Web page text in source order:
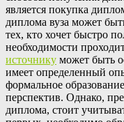
является покупка
диплома вуза может
тех, кто хочет быстро
необходимости
источнику может быть
имеет определенный
формальное
перспектив. Однако,
диплома, стоит